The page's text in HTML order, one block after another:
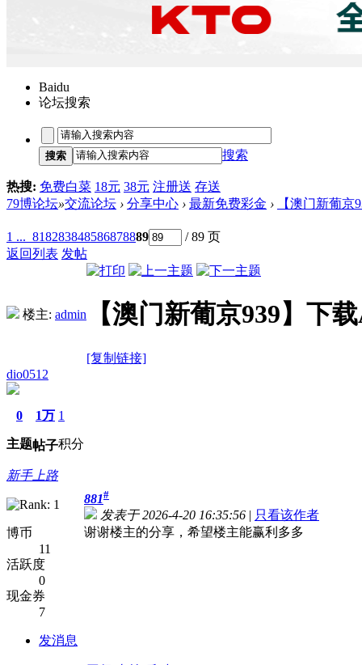
Baidu
论坛搜索
搜索 搜索
热搜: 免费白菜 18元 38元 注册送 存送
79博论坛»交流论坛 › 分享中心 › 最新免费彩金 › 【澳门新葡京
1 ... 818283848586878889
/ 89 页
返回列表 发帖
楼主: admin 【澳门新葡京939】下
[复制链接]
dio0512
0
主题
1万
帖子
1
积分
新手上路
博币
11
活跃度
0
现金券
7
发消息
881#
发表于 2026-4-20 16:35:56 | 只看该作者
谢谢楼主的分享，希望楼主能赢利多多